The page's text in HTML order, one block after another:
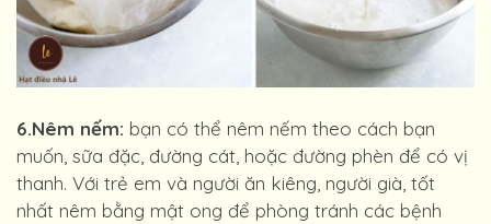
6.Nêm nếm: bạn có thể nêm nếm theo cách bạn
muốn, sữa đặc, đường cát, hoặc đường phèn để có vị
thanh. Với trẻ em và người ăn kiêng, người già, tốt
nhất nêm bằng mật ong để phòng tránh các bệnh